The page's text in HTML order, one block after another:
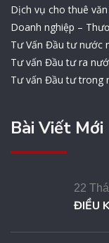
Dịch vụ cho thuê
Doanh nghiệp –
Tư Vấn Đầu tư nước
Tư vấn Đầu tư ra
Tư vấn Đầu tư trong
Bài Viết Mới
22
ĐIỀU